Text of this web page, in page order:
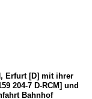
Erfurt [D] mit ihrer
204-7 D-RCM] und
Bahnhof